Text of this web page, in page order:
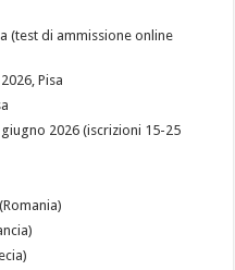
(test di ammissione online
Pisa
giugno 2026 (iscrizioni 15-25